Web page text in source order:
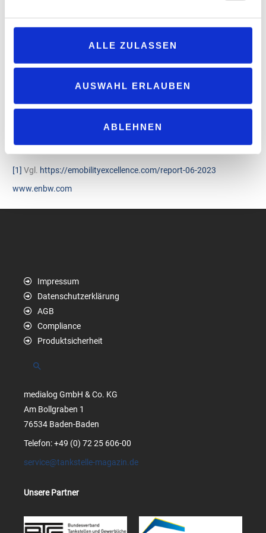
ALLE ZULASSEN
AUSWAHL ERLAUBEN
ABLEHNEN
Betreiberin des größten Schnellladenetzes
Zudem baut das Energieunternehmen das EnBW HyperNetz auch
selbst in hohem Tempo weiter aus. Innerhalb Deutschlands hat
die EnBW das mit Abstand größte Schnellladenetz errichtet. Bis
betreiben. Damit will die EnBW einen relevanten Anteil zum
erwarteten Gesamtbedarf an öffentlicher Ladeinfrastruktur in
Deutschland leisten – schätzungsweise 130.000 bis 150.000
[1] Vgl. https://emobilityexcellence.com/report-06-2023
www.enbw.com
Impressum
Datenschutzerklärung
AGB
Compliance
Produktsicherheit
Suchen
medialog GmbH & Co. KG
Am Bollgraben 1
76534 Baden-Baden
Telefon: +49 (0) 72 25 606-00
service@tankstelle-magazin.de
Unsere Partner